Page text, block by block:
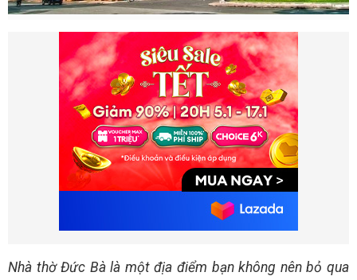
Nhà thờ Đức Bà là một địa điểm bạn không nên bỏ qua